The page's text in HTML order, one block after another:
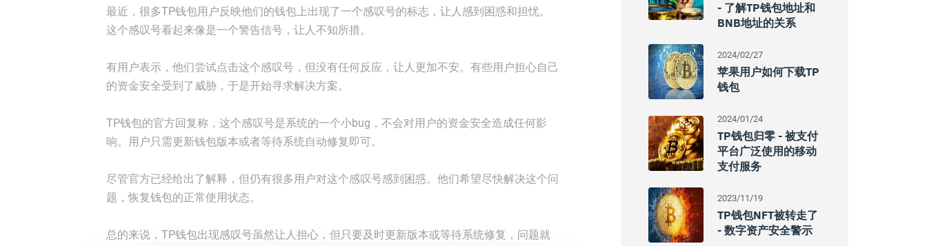
最近，很多TP钱包用户反映他们的钱包上出现了一个感叹号的标志，让人感到困惑和担忧。
这个感叹号看起来像是一个警告信号，让人不知所措。
有用户表示，他们尝试点击这个感叹号，但没有任何反应，让人更加不安。有些用户担心自己
的资金安全受到了威胁，于是开始寻求解决方案。
TP钱包的官方回复称，这个感叹号是系统的一个小bug，不会对用户的资金安全造成任何影
响。用户只需更新钱包版本或者等待系统自动修复即可。
尽管官方已经给出了解释，但仍有很多用户对这个感叹号感到困惑。他们希望尽快解决这个问
题，恢复钱包的正常使用状态。
总的来说，TP钱包出现感叹号虽然让人担心，但只要及时更新版本或等待系统修复，问题就
- 了解TP钱包地址和
BNB地址的关系
2024/02/27
苹果用户如何下载TP
钱包
2024/01/24
TP钱包归零 - 被支付
平台广泛使用的移动
支付服务
2023/11/19
TP钱包NFT被转走了
- 数字资产安全警示